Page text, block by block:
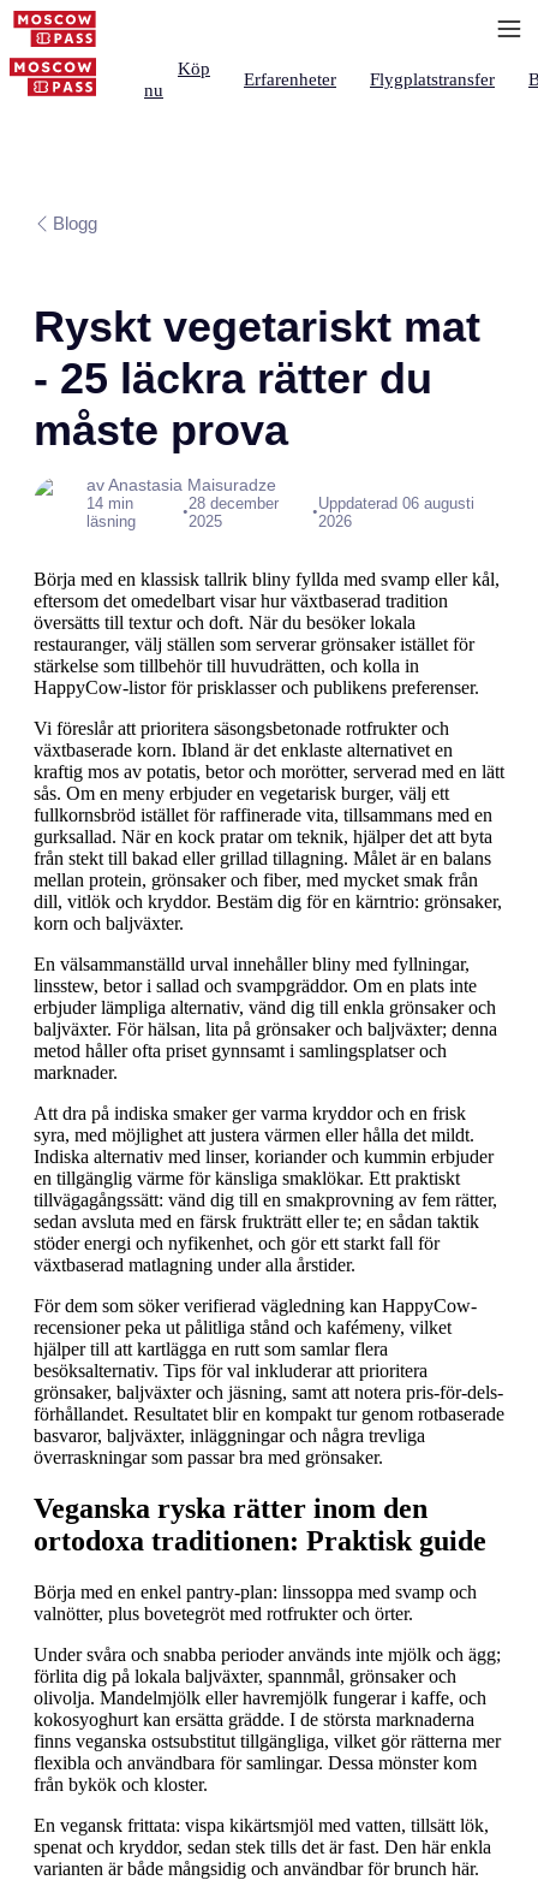
Köp
nu
Erfarenheter Flygplatstransfer
Blogg
Ryskt vegetariskt mat
- 25 läckra rätter du
måste prova
av Anastasia Maisuradze
14 min
läsning
•28 december
2025
•Uppdaterad 06 augusti
2026
Börja med en klassisk tallrik bliny fyllda med svamp eller kål,
eftersom det omedelbart visar hur växtbaserad tradition
översätts till textur och doft. När du besöker lokala
restauranger, välj ställen som serverar grönsaker istället för
stärkelse som tillbehör till huvudrätten, och kolla in
HappyCow-listor för prisklasser och publikens preferenser.
Vi föreslår att prioritera säsongsbetonade rotfrukter och
växtbaserade korn. Ibland är det enklaste alternativet en
kraftig mos av potatis, betor och morötter, serverad med en lätt
sås. Om en meny erbjuder en vegetarisk burger, välj ett
fullkornsbröd istället för raffinerade vita, tillsammans med en
gurksallad. När en kock pratar om teknik, hjälper det att byta
från stekt till bakad eller grillad tillagning. Målet är en balans
mellan protein, grönsaker och fiber, med mycket smak från
dill, vitlök och kryddor. Bestäm dig för en kärntrio: grönsaker,
korn och baljväxter.
En välsammanställd urval innehåller bliny med fyllningar,
linsstew, betor i sallad och svampgräddor. Om en plats inte
erbjuder lämpliga alternativ, vänd dig till enkla grönsaker och
baljväxter. För hälsan, lita på grönsaker och baljväxter; denna
metod håller ofta priset gynnsamt i samlingsplatser och
marknader.
Att dra på indiska smaker ger varma kryddor och en frisk
syra, med möjlighet att justera värmen eller hålla det mildt.
Indiska alternativ med linser, koriander och kummin erbjuder
en tillgänglig värme för känsliga smaklökar. Ett praktiskt
tillvägagångssätt: vänd dig till en smakprovning av fem rätter,
sedan avsluta med en färsk frukträtt eller te; en sådan taktik
stöder energi och nyfikenhet, och gör ett starkt fall för
växtbaserad matlagning under alla årstider.
För dem som söker verifierad vägledning kan HappyCow-
recensioner peka ut pålitliga stånd och kafémeny, vilket
hjälper till att kartlägga en rutt som samlar flera
besöksalternativ. Tips för val inkluderar att prioritera
grönsaker, baljväxter och jäsning, samt att notera pris-för-dels-
förhållandet. Resultatet blir en kompakt tur genom rotbaserade
basvaror, baljväxter, inläggningar och några trevliga
överraskningar som passar bra med grönsaker.
Veganska ryska rätter inom den
ortodoxa traditionen: Praktisk guide
Börja med en enkel pantry-plan: linssoppa med svamp och
valnötter, plus bovetegröt med rotfrukter och örter.
Under svåra och snabba perioder används inte mjölk och ägg;
förlita dig på lokala baljväxter, spannmål, grönsaker och
olivolja. Mandelmjölk eller havremjölk fungerar i kaffe, och
kokosyoghurt kan ersätta grädde. I de största marknaderna
finns veganska ostsubstitut tillgängliga, vilket gör rätterna mer
flexibla och användbara för samlingar. Dessa mönster kom
från bykök och kloster.
En vegansk frittata: vispa kikärtsmjöl med vatten, tillsätt lök,
spenat och kryddor, sedan stek tills det är fast. Den här enkla
varianten är både mångsidig och användbar för brunch här.